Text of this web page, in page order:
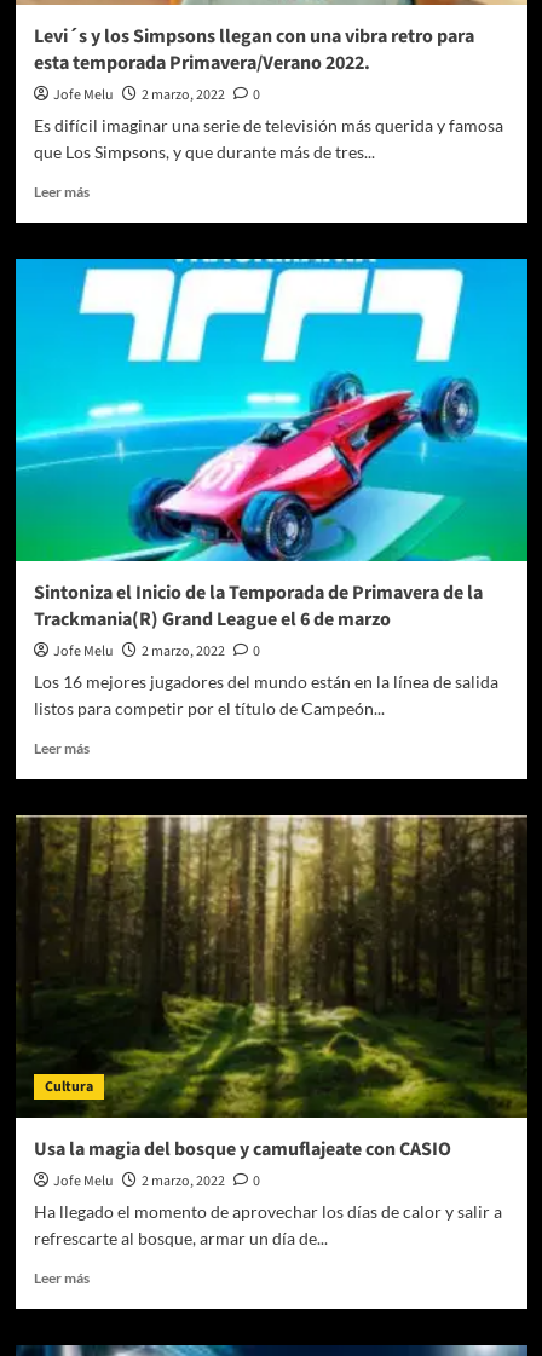
Levi´s y los Simpsons llegan con una vibra retro para
esta temporada Primavera/Verano 2022.
Jofe Melu 2 marzo, 2022
0
Es difícil imaginar una serie de televisión más querida y famosa
que Los Simpsons, y que durante más de tres...
Leer másLeer
Levi
´s
Simpsons
una
vibra
retro
temporada
Primavera/Verano
Sintoniza el Inicio de la Temporada de Primavera de la
Trackmania(R) Grand League el 6 de marzo
Jofe Melu 2 marzo, 2022
0
Los 16 mejores jugadores del mundo están en la línea de salida
listos para competir por el título de Campeón...
Leer másLeer
Sintoniza
Inicio
de
la
Temporada
Primavera
de
Trackmania(R)
Grand
League
el
de
marzo
Cultura
Usa la magia del bosque y camuflajeate con CASIO
Jofe Melu 2 marzo, 2022
0
Ha llegado el momento de aprovechar los días de calor y salir a
refrescarte al bosque, armar un día de...
Leer másLeer
Usa